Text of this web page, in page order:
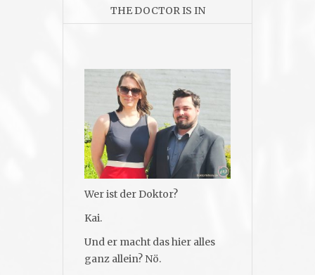
THE DOCTOR IS IN
Wer ist der Doktor?
Kai.
Und er macht das hier alles
ganz allein? Nö.